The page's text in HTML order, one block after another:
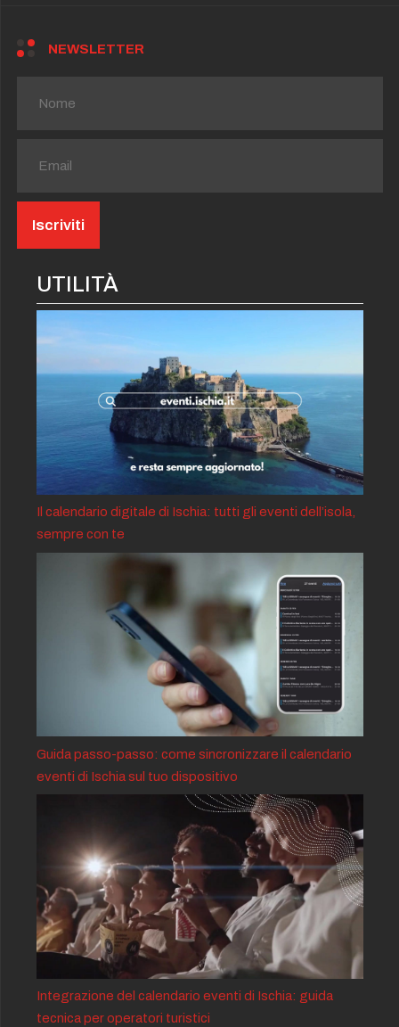
NEWSLETTER
UTILITÀ
Il calendario digitale di Ischia: tutti gli eventi dell’isola,
sempre con te
Guida passo-passo: come sincronizzare il calendario
eventi di Ischia sul tuo dispositivo
Integrazione del calendario eventi di Ischia: guida
tecnica per operatori turistici